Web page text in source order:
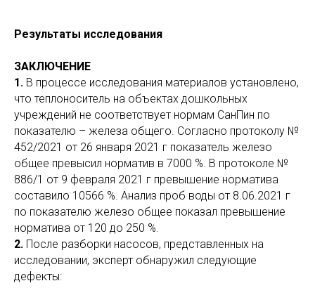
Результаты исследования
ЗАКЛЮЧЕНИЕ
1. В процессе исследования материалов установлено,
что теплоноситель на объектах дошкольных
учреждений не соответствует нормам СанПин по
показателю – железа общего. Согласно протоколу №
452/2021 от 26 января 2021 г показатель железо
общее превысил норматив в 7000 %. В протоколе №
886/1 от 9 февраля 2021 г превышение норматива
составило 10566 %. Анализ проб воды от 8.06.2021 г
по показателю железо общее показал превышение
норматива от 120 до 250 %.
2. После разборки насосов, представленных на
исследовании, эксперт обнаружил следующие
дефекты: